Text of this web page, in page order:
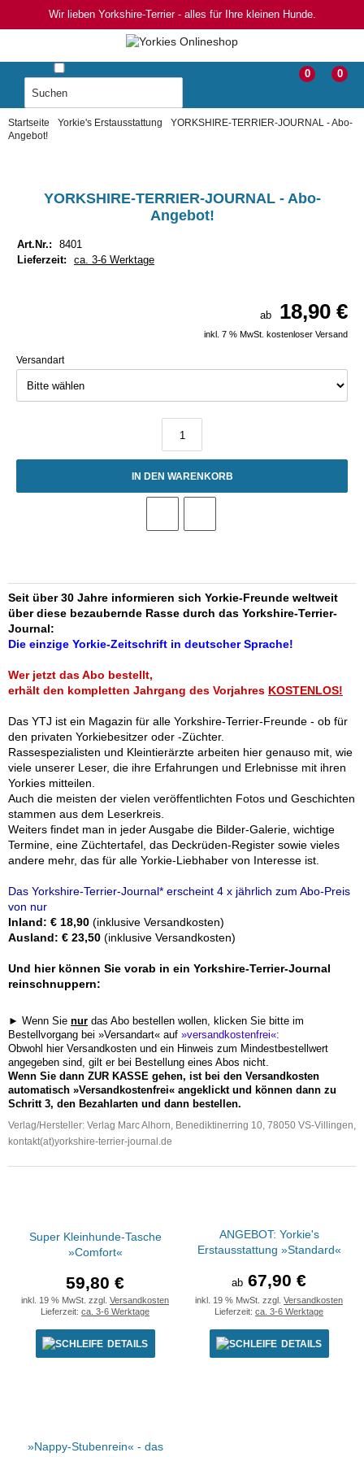
Wir lieben Yorkshire-Terrier - alles für Ihre kleinen Hunde.
0
0
Startseite Yorkie's Erstausstattung
YORKSHIRE-TERRIER-JOURNAL - Abo-
Angebot!
YORKSHIRE-TERRIER-JOURNAL - Abo-
Angebot!
Art.Nr.:
8401
Lieferzeit:
ca. 3-6 Werktage
ab 18,90 €
inkl. 7 % MwSt. kostenloser Versand
Versandart
IN DEN WARENKORB
Seit über 30 Jahre informieren sich Yorkie-Freunde weltweit
über diese bezaubernde Rasse durch das Yorkshire-Terrier-
Journal:
Die einzige Yorkie-Zeitschrift in deutscher Sprache!
Wer jetzt das Abo bestellt,
erhält den kompletten Jahrgang des Vorjahres KOSTENLOS!
Das YTJ ist ein Magazin für alle Yorkshire-Terrier-Freunde - ob für
den privaten Yorkiebesitzer oder -Züchter.
Rassespezialisten und Kleintierärzte arbeiten hier genauso mit, wie
viele unserer Leser, die ihre Erfahrungen und Erlebnisse mit ihren
Yorkies mitteilen.
Auch die meisten der vielen veröffentlichten Fotos und Geschichten
stammen aus dem Leserkreis.
Weiters findet man in jeder Ausgabe die Bilder-Galerie, wichtige
Termine, eine Züchtertafel, das Deckrüden-Register sowie vieles
andere mehr, das für alle Yorkie-Liebhaber von Interesse ist.
Das Yorkshire-Terrier-Journal* erscheint 4 x jährlich zum Abo-Preis
von nur
Inland: € 18,90 (inklusive Versandkosten)
Ausland: € 23,50 (inklusive Versandkosten)
Und hier können Sie vorab in ein Yorkshire-Terrier-Journal
reinschnuppern:
► Wenn Sie nur das Abo bestellen wollen, klicken Sie bitte im
Bestellvorgang bei »Versandart« auf »versandkostenfrei«:
Obwohl hier Versandkosten und ein Hinweis zum Mindestbestellwert
angegeben sind, gilt er bei Bestellung eines Abos nicht.
Wenn Sie dann ZUR KASSE gehen, ist bei den Versandkosten
automatisch »Versandkostenfrei« angeklickt und können dann zu
Schritt 3, den Bezahlarten und dann bestellen.
Verlag/Hersteller: Verlag Marc Alhorn, Benediktinerring 10, 78050 VS-Villingen,
kontakt(at)yorkshire-terrier-journal.de
Super Kleinhunde-Tasche
»Comfort«
59,80 €
inkl. 19 % MwSt. zzgl. Versandkosten
Lieferzeit: ca. 3-6 Werktage
DETAILS
ANGEBOT: Yorkie's
Erstausstattung »Standard«
ab 67,90 €
inkl. 19 % MwSt. zzgl. Versandkosten
Lieferzeit: ca. 3-6 Werktage
DETAILS
»Nappy-Stubenrein« - das